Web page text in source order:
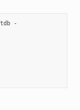
-